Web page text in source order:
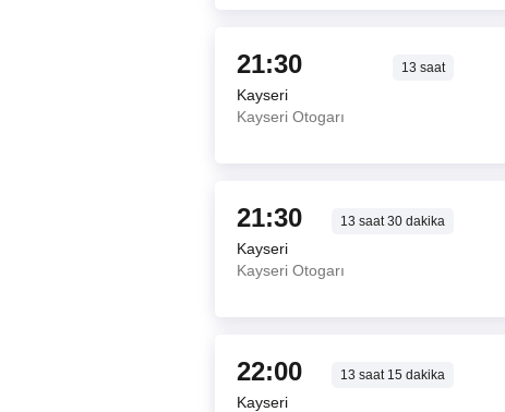
21:30 13 saat
Kayseri
Kayseri Otogarı
21:30 13 saat30 dakika
Kayseri
Kayseri Otogarı
22:00 13 saat15 dakika
Kayseri